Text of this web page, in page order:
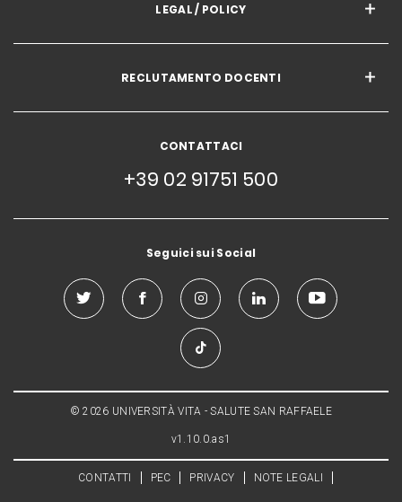
LEGAL / POLICY
RECLUTAMENTO DOCENTI
CONTATTACI
+39 02 91751 500
Seguici sui Social
© 2026 UNIVERSITÀ VITA - SALUTE SAN RAFFAELE
v1.10.0.as1
CONTATTI PEC PRIVACY NOTE LEGALI